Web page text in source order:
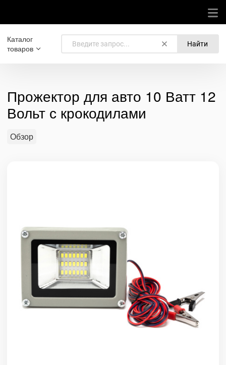
Каталог
товаров
Найти
Прожектор для авто 10 Ватт 12
Вольт с крокодилами
Обзор